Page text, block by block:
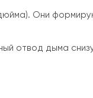
Они
отвод дыма